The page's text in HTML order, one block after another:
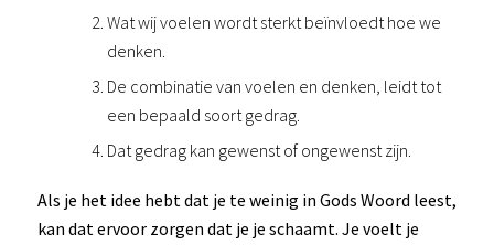
Wat wij voelen wordt sterkt beïnvloedt hoe we
denken.
De combinatie van voelen en denken, leidt tot
een bepaald soort gedrag.
Dat gedrag kan gewenst of ongewenst zijn.
Als je het idee hebt dat je te weinig in Gods Woord leest,
kan dat ervoor zorgen dat je je schaamt. Je voelt je